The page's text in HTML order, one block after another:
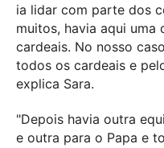
ia lidar com parte dos
muitos, havia aqui uma
cardeais. No nosso
todos os cardeais e
explica Sara.
"Depois havia outra
e outra para o Papa e